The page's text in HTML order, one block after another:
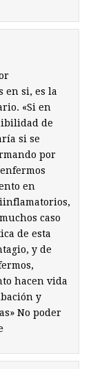
en si, es la
«Si en
de
si se
por
en
caso
de esta
y de
hacen vida
y
No poder